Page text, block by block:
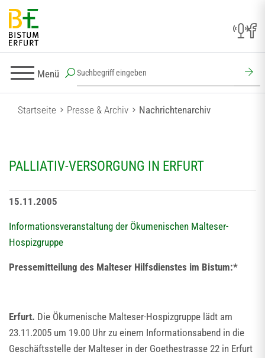
Menü
Startseite Presse & Archiv Nachrichtenarchiv
PALLIATIV-VERSORGUNG IN ERFURT
15.11.2005
Informationsveranstaltung der Ökumenischen Malteser-
Hospizgruppe
Pressemitteilung des Malteser Hilfsdienstes im Bistum:*
Erfurt. Die Ökumenische Malteser-Hospizgruppe lädt am
23.11.2005 um 19.00 Uhr zu einem Informationsabend in die
Geschäftsstelle der Malteser in der Goethestrasse 22 in Erfurt